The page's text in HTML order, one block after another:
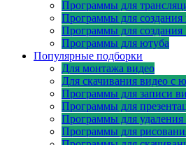
Программы для
Программы для создания
Программы для создания
Программы для ютуба
Популярные подборки
Для монтажа видео
Для скачивания видео с
Программы для записи
Программы для
Программы для
Программы для